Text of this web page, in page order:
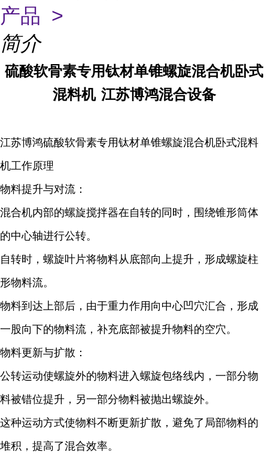
产品 >
简介
硫酸软骨素专用钛材单锥螺旋混合机卧式
混料机 江苏博鸿混合设备
江苏博鸿硫酸软骨素专用钛材单锥螺旋混合机卧式混料
机工作原理
物料提升与对流：
混合机内部的螺旋搅拌器在自转的同时，围绕锥形筒体
的中心轴进行公转。
自转时，螺旋叶片将物料从底部向上提升，形成螺旋柱
形物料流。
物料到达上部后，由于重力作用向中心凹穴汇合，形成
一股向下的物料流，补充底部被提升物料的空穴。
物料更新与扩散：
公转运动使螺旋外的物料进入螺旋包络线内，一部分物
料被错位提升，另一部分物料被抛出螺旋外。
这种运动方式使物料不断更新扩散，避免了局部物料的
堆积，提高了混合效率。